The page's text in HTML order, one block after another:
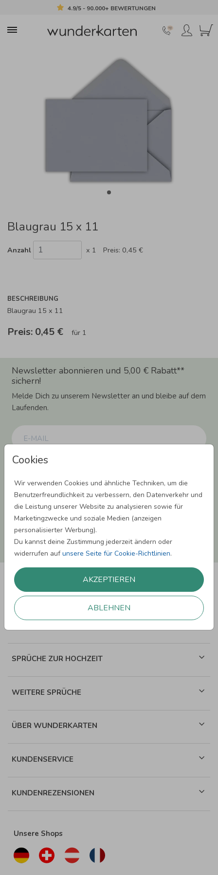
4.9/5 - 90.000+ BEWERTUNGEN
Cookies
Wir verwenden Cookies und ähnliche Techniken, um die
Benutzerfreundlichkeit zu verbessern, den Datenverkehr und
die Leistung unserer Website zu analysieren sowie für
Marketingzwecke und soziale Medien (anzeigen
personalisierter Werbung).
Du kannst deine Zustimmung jederzeit ändern oder
widerrufen aufunsere Seite für Cookie-Richtlinien.
AKZEPTIEREN
ABLEHNEN
Blaugrau 15 x 11
Anzahl x 1 Preis: 0,45 €
BESCHREIBUNG
Blaugrau 15 x 11
Preis: 0,45 € für 1
Newsletter abonnieren und 5,00 € Rabatt**
sichern!
Melde Dich zu unserem Newsletter an und bleibe auf dem
Laufenden.
Einwilligung zur Datennutzung für Marketingzwecke: Hiermit willigst Du ein,
können. Dies umfasst den Versand unseres Newsletters. Zudem können wir Dir
Produktinformationen zu Deinen Interessen auf anderen Plattformen wie
Facebook und Google anzeigen. Um Dir diesen Service anbieten zu können,
nutzen wir Deine personenbezogenen Daten und teilen diese auch mit Dritten,
wenn erforderlich. Du kannst diese Einwilligung jederzeit widerrufen. Weitere
Informationen erhätst Du in unserer Datenschutzerklärung.
ANMELDEN
SPRÜCHE ZUR HOCHZEIT
WEITERE SPRÜCHE
ÜBER WUNDERKARTEN
KUNDENSERVICE
KUNDENREZENSIONEN
Unsere Shops